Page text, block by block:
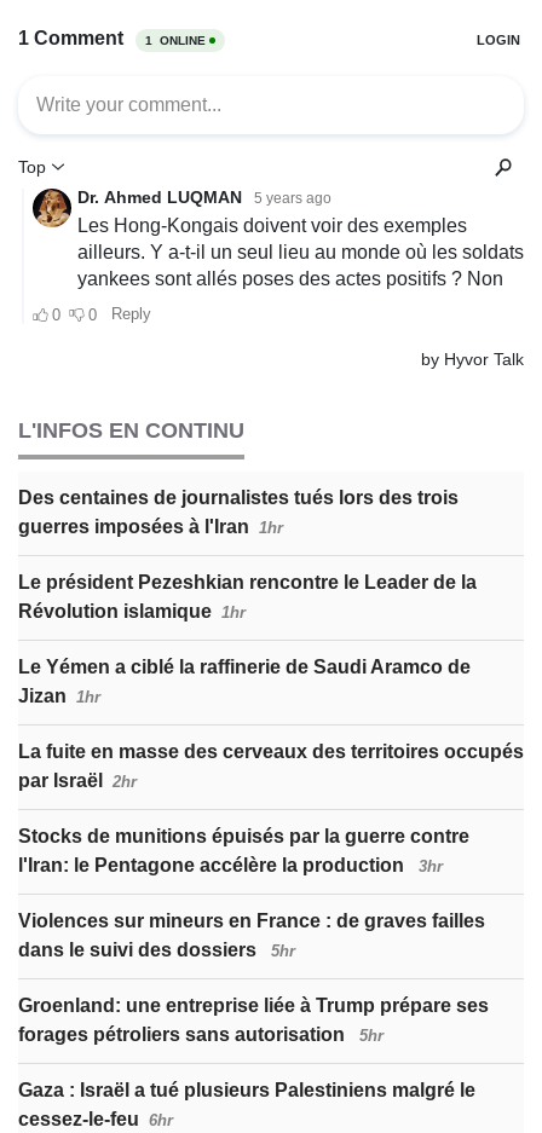
L'INFOS EN CONTINU
Des centaines de journalistes tués lors des trois
guerres imposées à l'Iran 1hr
Le président Pezeshkian rencontre le Leader de la
Révolution islamique 1hr
Le Yémen a ciblé la raffinerie de Saudi Aramco de
Jizan 1hr
La fuite en masse des cerveaux des territoires occupés
par Israël
2hr
Stocks de munitions épuisés par la guerre contre
l'Iran: le Pentagone accélère la production
3hr
Violences sur mineurs en France : de graves failles
dans le suivi des dossiers
5hr
Groenland: une entreprise liée à Trump prépare ses
forages pétroliers sans autorisation
5hr
Gaza : Israël a tué plusieurs Palestiniens malgré le
cessez-le-feu 6hr